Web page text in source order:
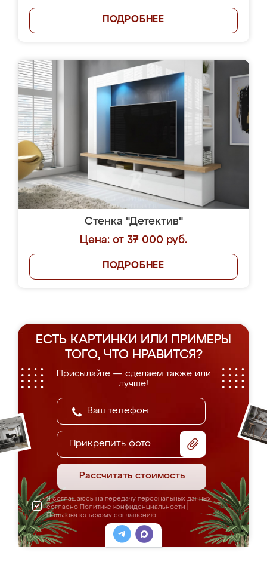
ПОДРОБНЕЕ
Стенка "Детектив"
Цена: от 37 000 руб.
ПОДРОБНЕЕ
ЕСТЬ КАРТИНКИ ИЛИ ПРИМЕРЫ
ТОГО, ЧТО НРАВИТСЯ?
Присылайте — сделаем также или
лучше!
Прикрепить фото
Рассчитать стоимость
Я соглашаюсь на передачу персональных данных
согласно Политике конфиденциальности
Пользовательскому соглашению